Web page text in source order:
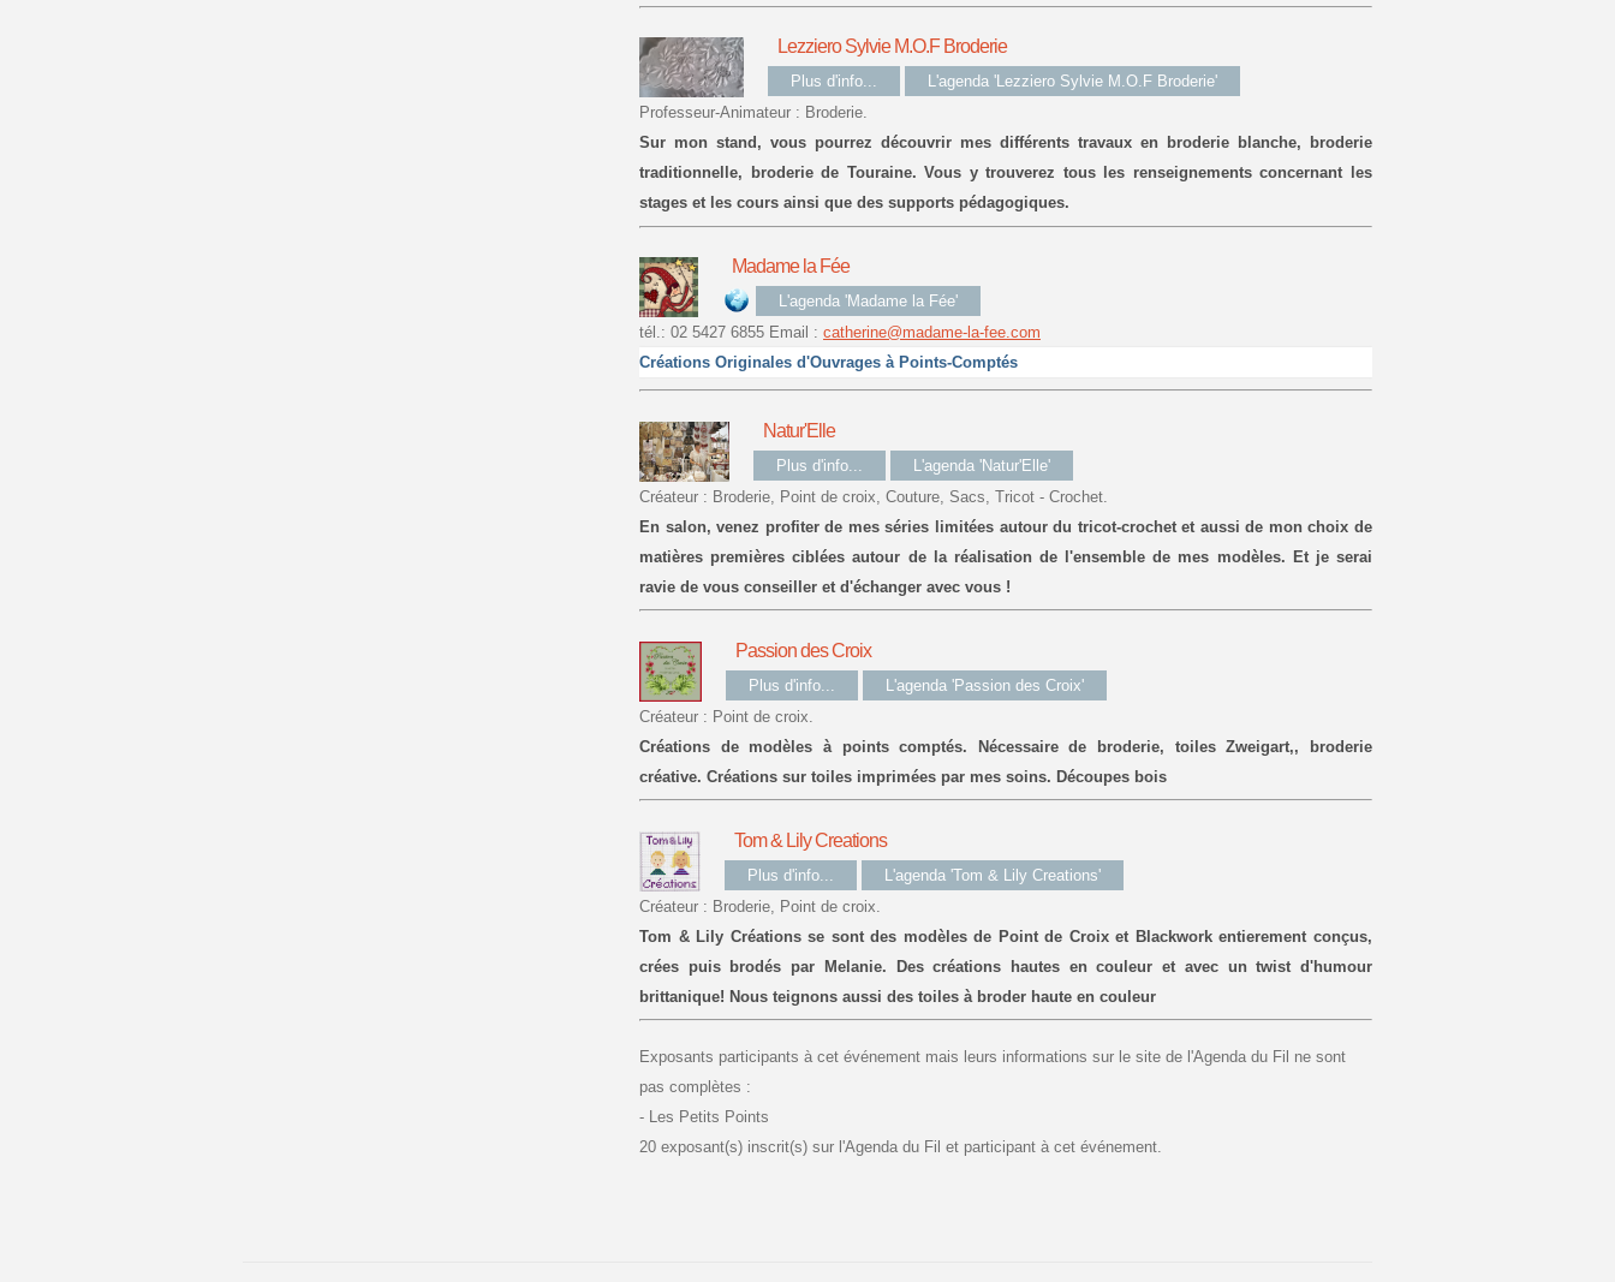
Lezziero Sylvie M.O.F Broderie
Plus d'info...
L'agenda 'Lezziero Sylvie M.O.F Broderie'
Professeur-Animateur : Broderie.
Sur mon stand, vous pourrez découvrir mes différents travaux en broderie blanche, broderie
traditionnelle, broderie de Touraine. Vous y trouverez tous les renseignements concernant les
stages et les cours ainsi que des supports pédagogiques.
Madame la Fée
L'agenda 'Madame la Fée'
tél.: 02 5427 6855 Email : catherine@madame-la-fee.com
Créations Originales d'Ouvrages à Points-Comptés
Natur'Elle
Plus d'info...
L'agenda 'Natur'Elle'
Créateur : Broderie, Point de croix, Couture, Sacs, Tricot - Crochet.
En salon, venez profiter de mes séries limitées autour du tricot-crochet et aussi de mon choix de
matières premières ciblées autour de la réalisation de l'ensemble de mes modèles. Et je serai
ravie de vous conseiller et d'échanger avec vous !
Passion des Croix
Plus d'info...
L'agenda 'Passion des Croix'
Créateur : Point de croix.
Créations de modèles à points comptés. Nécessaire de broderie, toiles Zweigart,, broderie
créative. Créations sur toiles imprimées par mes soins. Découpes bois
Tom & Lily Creations
Plus d'info...
L'agenda 'Tom & Lily Creations'
Créateur : Broderie, Point de croix.
Tom & Lily Créations se sont des modèles de Point de Croix et Blackwork entierement conçus,
crées puis brodés par Melanie. Des créations hautes en couleur et avec un twist d'humour
brittanique! Nous teignons aussi des toiles à broder haute en couleur
Exposants participants à cet événement mais leurs informations sur le site de l'Agenda du Fil ne sont
pas complètes :
- Les Petits Points
20 exposant(s) inscrit(s) sur l'Agenda du Fil et participant à cet événement.